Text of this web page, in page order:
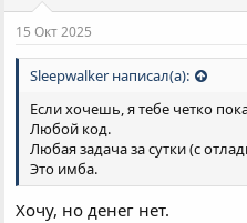
15 Окт 2025
Sleepwalker написал(а):
Если хочешь, я тебе четко
Любой код.
Любая задача за сутки (с
Это имба.
Хочу, но денег нет.